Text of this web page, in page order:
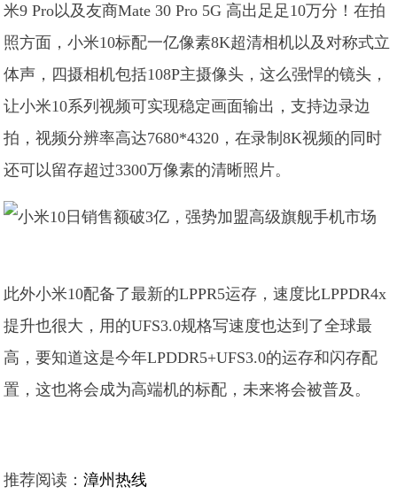
米9 Pro以及友商Mate 30 Pro 5G 高出足足10万分！在拍
照方面，小米10标配一亿像素8K超清相机以及对称式立
体声，四摄相机包括108P主摄像头，这么强悍的镜头，
让小米10系列视频可实现稳定画面输出，支持边录边
拍，视频分辨率高达7680*4320，在录制8K视频的同时
还可以留存超过3300万像素的清晰照片。
此外小米10配备了最新的LPPR5运存，速度比LPPDR4x
提升也很大，用的UFS3.0规格写速度也达到了全球最
高，要知道这是今年LPDDR5+UFS3.0的运存和闪存配
置，这也将会成为高端机的标配，未来将会被普及。
推荐阅读：漳州热线